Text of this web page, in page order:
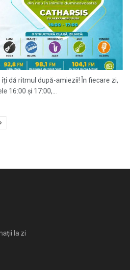
dă ritmul după-amiezii! În fiecare zi,
16:00 și 17:00,...
la zi